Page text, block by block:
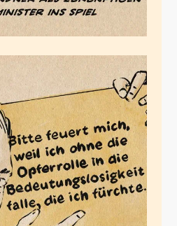
2, 2024